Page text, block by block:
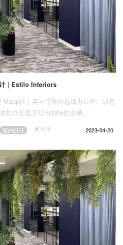
| Estilo Interiors
位于英国伦敦的总部办公室。绿色
处办公室呈现出独特的美感。
室内设计 2838 2023-04-20